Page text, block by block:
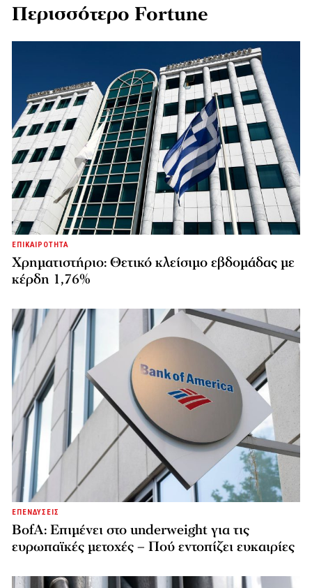
Περισσότερο Fortune
ΕΠΙΚΑΙΡΟΤΗΤΑ
Χρηματιστήριο: Θετικό κλείσιμο εβδομάδας με
κέρδη 1,76%
ΕΠΕΝΔΥΣΕΙΣ
BofA: Επιμένει στο underweight για τις
ευρωπαϊκές μετοχές – Πού εντοπίζει ευκαιρίες